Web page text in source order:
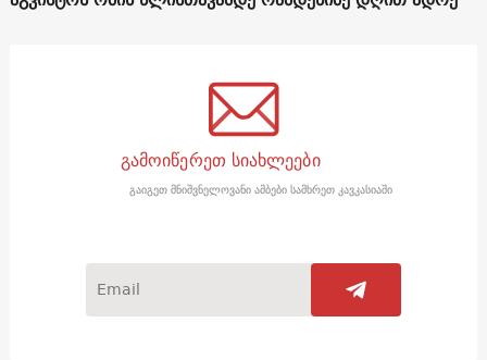
გამოიწერეთ სიახლეები
გაიგეთ მნიშვნელოვანი ამბები სამხრეთ კავკასიაში